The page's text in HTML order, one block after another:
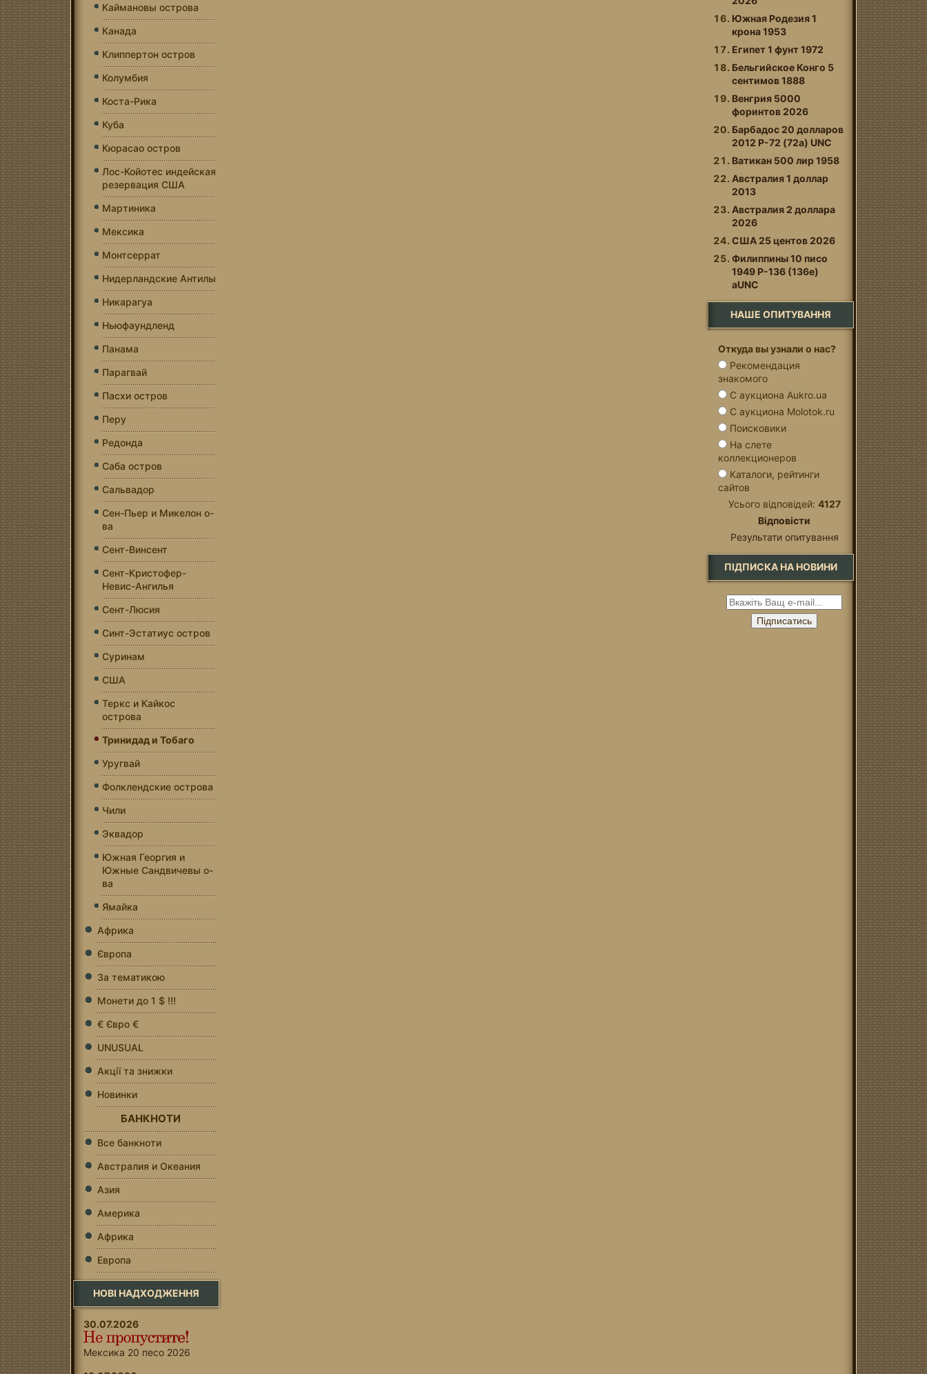
Каймановы острова
Канада
Клиппертон остров
Колумбия
Коста-Рика
Куба
Кюрасао остров
Лос-Койотес индейская
резервация США
Мартиника
Мексика
Монтсеррат
Нидерландские Антилы
Никарагуа
Ньюфаундленд
Панама
Парагвай
Пасхи остров
Перу
Редонда
Саба остров
Сальвадор
Сен-Пьер и Микелон о-
ва
Сент-Винсент
Сент-Кристофер-
Невис-Ангилья
Сент-Люсия
Синт-Эстатиус остров
Суринам
США
Теркс и Кайкос
острова
Тринидад и Тобаго
Уругвай
Фолклендские острова
Чили
Эквадор
Южная Георгия и
Южные Сандвичевы о-
ва
Ямайка
Африка
Європа
За тематикою
Монети до 1 $ !!!
€ Євро €
UNUSUAL
Акції та знижки
Новинки
БАНКНОТИ
Все банкноти
Австралия и Океания
Азия
Америка
Африка
Европа
НОВІ НАДХОДЖЕННЯ
30.07.2026
Мексика 20 песо 2026
Южная Родезия 1
крона 1953
Египет 1 фунт 1972
Бельгийское Конго 5
сентимов 1888
Венгрия 5000
форинтов 2026
Барбадос 20 долларов
2012 P-72 (72a) UNC
Ватикан 500 лир 1958
Австралия 1 доллар
2013
Австралия 2 доллара
2026
США 25 центов 2026
Филиппины 10 писо
1949 P-136 (136e)
аUNC
НАШЕ ОПИТУВАННЯ
Откуда вы узнали о нас?
Рекомендация
знакомого
С аукциона Aukro.ua
С аукциона Molotok.ru
Поисковики
На слете
коллекционеров
Каталоги, рейтинги
сайтов
Усього відповідей: 4127
Відповісти
Результати опитування
ПІДПИСКА НА НОВИНИ